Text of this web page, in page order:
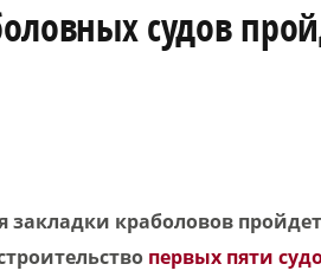
судов
закладки краболовов
первых пяти